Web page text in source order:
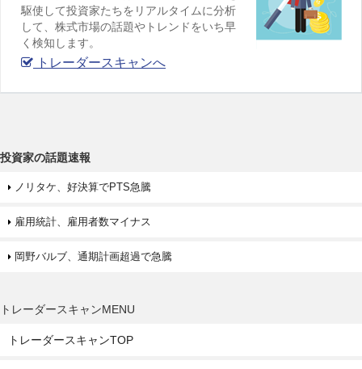
駆使して投資家たちをリアルタイムに分析
して、株式市場の話題やトレンドをいち早
く検知します。
トレーダースキャンへ
投資家の話題速報
ノリタケ、好決算でPTS急騰
雇用統計、雇用者数マイナス
岡野バルブ、通期計画超過で急騰
トレーダースキャンMENU
トレーダースキャンTOP